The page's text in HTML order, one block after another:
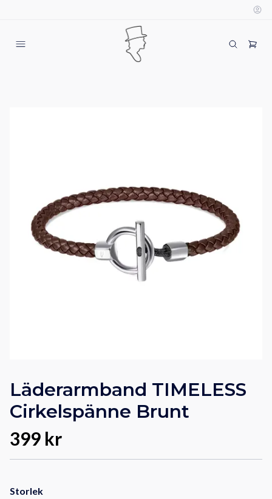
Läderarmband TIMELESS
Cirkelspänne Brunt
399 kr
Storlek